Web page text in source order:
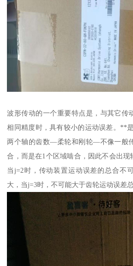
波形传动的一个重要特点是，与其它传
相同精度时，具有较小的运动误差。**
两个轴的齿数—柔轮和刚轮—不像一般
合，而是在1个区域啮合，因此不会出现
当j=2时，传动装置运动误差的总合不
大，当j=3时，不可能大于齿轮运动误差